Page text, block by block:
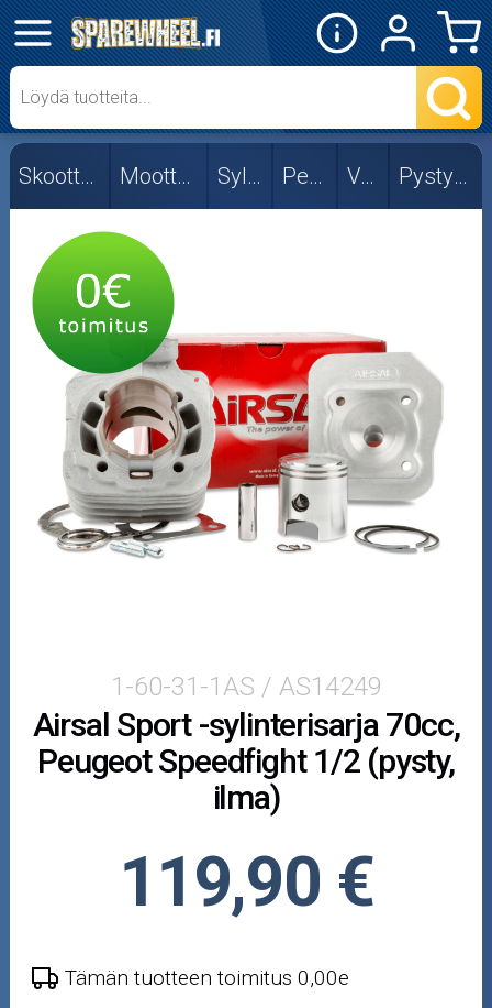
✕
Mopon osat
Skootterin osat
50cc
Viritys
Pysty 2T, ilma
Pysty 2T, vesi
Vaaka 2T, ilma
Vaaka 2T, vesi
Vaaka 4T
Moottorikelkan osat
Mopoauton osat
Puutarha ja metsä
Skootterin osat Moottorin osat Sylinterit Peugeot Viritys Pysty 2T, ilma
1-60-31-1AS / AS14249
Airsal Sport -sylinterisarja 70cc,
Peugeot Speedfight 1/2 (pysty,
ilma)
119,90 €
Tämän tuotteen toimitus 0,00e